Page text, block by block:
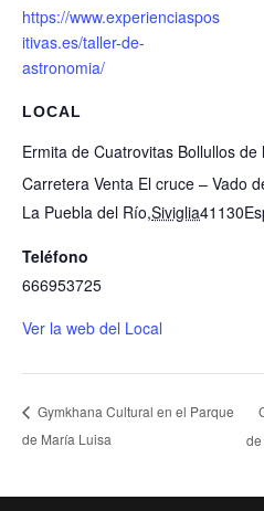
https://www.experienciaspos
itivas.es/taller-de-
astronomia/
LOCAL
Ermita de Cuatrovitas Bollullos de
Carretera Venta El cruce – Vado
La Puebla del Río,Siviglia41130
Teléfono
666953725
Ver la web del Local
Gymkhana Cultural en el Parque
de María Luisa